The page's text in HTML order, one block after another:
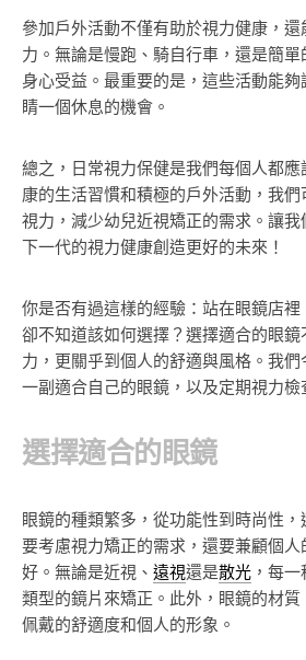
參加戶外活動不僅有助於視力健康，
力。無論是慢跑、騎自行車，還是簡
身心受益。最重要的是，這些活動能
睛一個休息的機會。
總之，日常視力保健是我們每個人都
康的生活習慣和積極的戶外活動，我
視力，減少幼兒近視矯正的需求。讓
下一代的視力健康創造更好的未來！
你是否有過這樣的經驗：站在眼鏡店
卻不知道該如何選擇？選擇適合的眼
力，更關乎到個人的舒適與風格。我
一副適合自己的眼鏡，以及定期視力檢
選擇適合的眼鏡
眼鏡的種類繁多，從功能性到時尚性
要考慮視力矯正的需求，還要兼顧個
好。無論是近視、 遠視還是散光 ，每
類型的鏡片來矯正。此外，眼鏡的材
佩戴的舒適度和個人的形象。